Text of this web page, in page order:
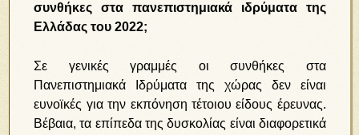
συνθήκες στα πανεπιστημιακά ιδρύματα της
Ελλάδας του 2022;
Σε γενικές γραμμές οι συνθήκες στα
Πανεπιστημιακά Ιδρύματα της χώρας δεν είναι
ευνοϊκές για την εκπόνηση τέτοιου είδους έρευνας.
Βέβαια, τα επίπεδα της δυσκολίας είναι διαφορετικά